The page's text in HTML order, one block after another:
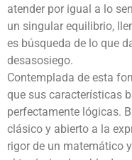
atender por igual a lo
un singular equilibrio,
es búsqueda de lo que
desasosiego.
Contemplada de esta
que sus características
perfectamente lógicas.
clásico y abierto a la
rigor de un matemático